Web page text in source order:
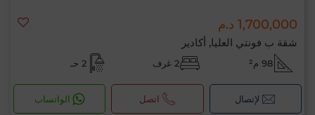
1,700,000 د.م
شقة ب فونتي العليا, أكادير
98 م² 2 غرف 2 حـ
لإتصال اتصل الواتساب